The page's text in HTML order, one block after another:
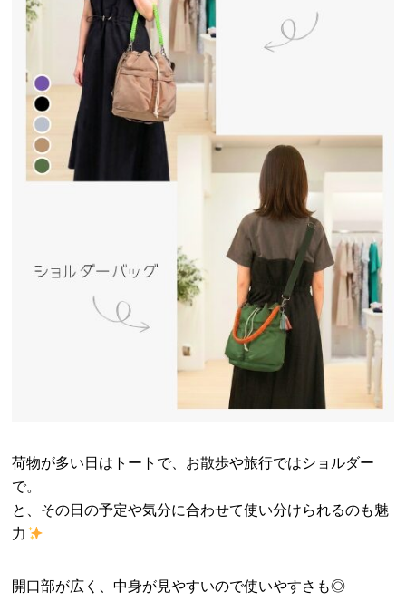
荷物が多い日はトートで、お散歩や旅行ではショルダー
で。
と、その日の予定や気分に合わせて使い分けられるのも魅
力
開口部が広く、中身が見やすいので使いやすさも◎